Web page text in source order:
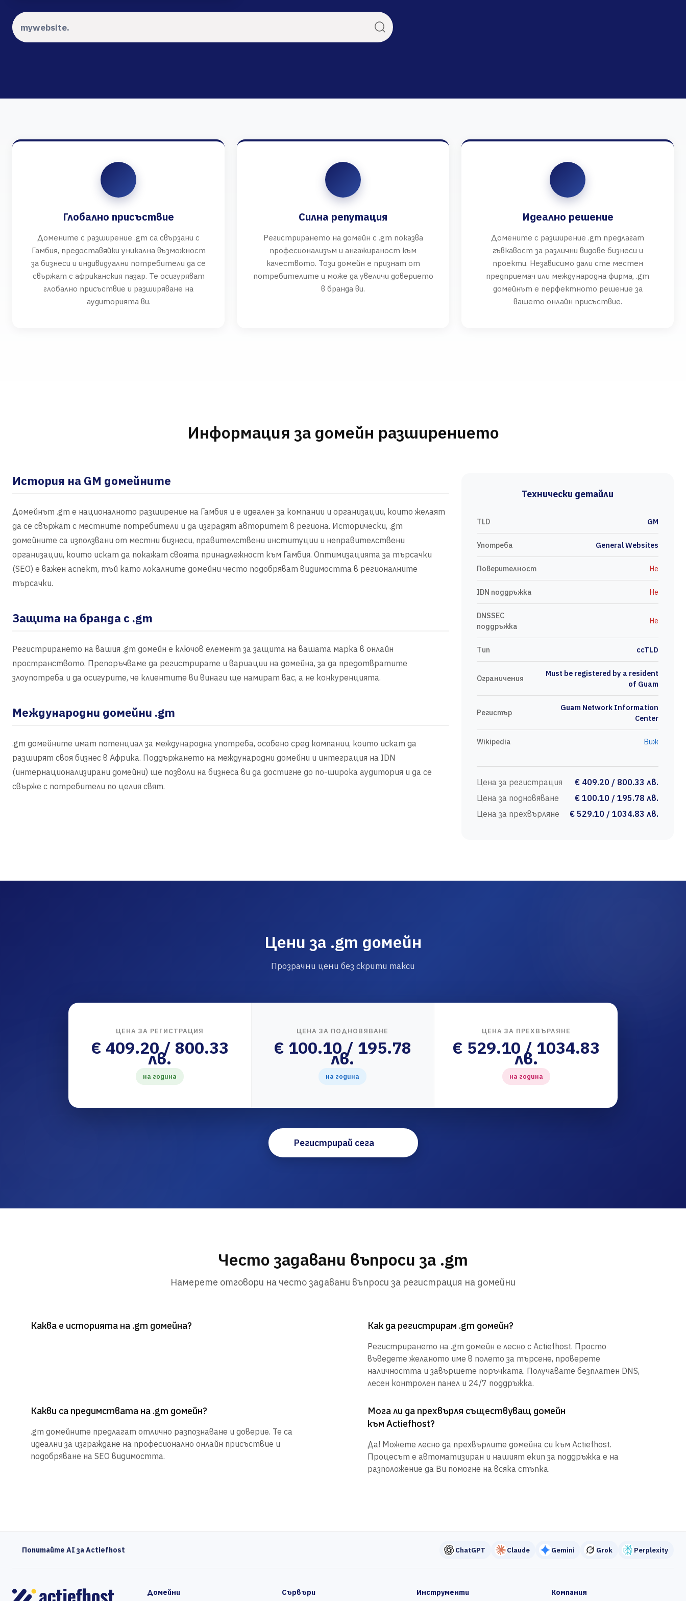
Глобално присъствие
Домените с разширение .gm са свързани с
Гамбия, предоставяйки уникална възможност
за бизнеси и индивидуални потребители да се
свържат с африканския пазар. Те осигуряват
глобално присъствие и разширяване на
аудиторията ви.
Силна репутация
Регистрирането на домейн с .gm показва
професионализъм и ангажираност към
качеството. Този домейн е признат от
потребителите и може да увеличи доверието
в бранда ви.
Идеално решение
Домените с разширение .gm предлагат
гъвкавост за различни видове бизнеси и
проекти. Независимо дали сте местен
предприемач или международна фирма, .gm
домейнът е перфектното решение за
вашето онлайн присъствие.
Информация за домейн разширението
История на GM домейните
Домейнът .gm е националното разширение на Гамбия и е идеален за компании и организации, които желаят
да се свържат с местните потребители и да изградят авторитет в региона. Исторически, .gm
домейните са използвани от местни бизнеси, правителствени институции и неправителствени
организации, които искат да покажат своята принадлежност към Гамбия. Оптимизацията за търсачки
(SEO) е важен аспект, тъй като локалните домейни често подобряват видимостта в регионалните
търсачки.
Защита на бранда с .gm
Регистрирането на вашия .gm домейн е ключов елемент за защита на вашата марка в онлайн
пространството. Препоръчваме да регистрирате и вариации на домейна, за да предотвратите
злоупотреба и да осигурите, че клиентите ви винаги ще намират вас, а не конкуренцията.
Международни домейни .gm
.gm домейните имат потенциал за международна употреба, особено сред компании, които искат да
разширят своя бизнес в Африка. Поддържането на международни домейни и интеграция на IDN
(интернационализирани домейни) ще позволи на бизнеса ви да достигне до по-широка аудитория и да се
свърже с потребители по целия свят.
Технически детайли
TLD GM
Употреба General Websites
Поверителност Не
IDN поддръжка Не
DNSSEC
поддръжка
Не
Тип ccTLD
Ограничения
Must be registered by a resident
of Guam
Регистър
Guam Network Information
Center
Wikipedia Виж
Цена за регистрация
€ 409.20 / 800.33 лв.
Цена за подновяване
€ 100.10 / 195.78 лв.
Цена за прехвърляне
€ 529.10 / 1034.83 лв.
Цени за .gm домейн
Прозрачни цени без скрити такси
ЦЕНА ЗА РЕГИСТРАЦИЯ
€ 409.20 / 800.33
лв.
на година
ЦЕНА ЗА ПОДНОВЯВАНЕ
€ 100.10 / 195.78
лв.
на година
ЦЕНА ЗА ПРЕХВЪРЛЯНЕ
€ 529.10 / 1034.83
лв.
на година
Регистрирай сега
Често задавани въпроси за .gm
Намерете отговори на често задавани въпроси за регистрация на домейни
Каква е историята на .gm домейна? Как да регистрирам .gm домейн?
Регистрирането на .gm домейн е лесно с Actiefhost. Просто
въведете желаното име в полето за търсене, проверете
наличността и завършете поръчката. Получавате безплатен DNS,
лесен контролен панел и 24/7 поддръжка.
Какви са предимствата на .gm домейн?
.gm домейните предлагат отлично разпознаване и доверие. Те са
идеални за изграждане на професионално онлайн присъствие и
подобряване на SEO видимостта.
Мога ли да прехвърля съществуващ домейн
към Actiefhost?
Да! Можете лесно да прехвърлите домейна си към Actiefhost.
Процесът е автоматизиран и нашият екип за поддръжка е на
разположение да Ви помогне на всяка стъпка.
Попитайте AI за Actiefhost ChatGPT Claude Gemini Grok Perplexity
Домейни Сървъри Инструменти Компания